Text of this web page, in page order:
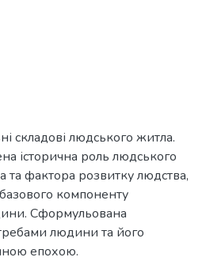
складові людського житла.
історична роль людського
та фактора розвитку людства,
компоненту
Сформульована
людини та його
епохою.